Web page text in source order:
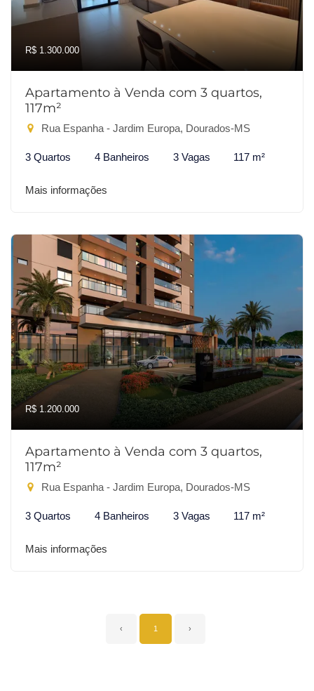
R$ 1.300.000
Apartamento à Venda com 3 quartos,
117m²
Rua Espanha - Jardim Europa, Dourados-MS
3 Quartos 4 Banheiros 3 Vagas 117 m²
Mais informações
R$ 1.200.000
Apartamento à Venda com 3 quartos,
117m²
Rua Espanha - Jardim Europa, Dourados-MS
3 Quartos 4 Banheiros 3 Vagas 117 m²
Mais informações
‹ 1 ›